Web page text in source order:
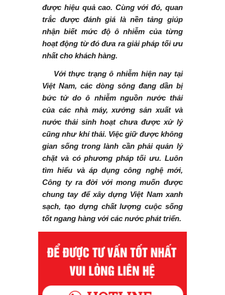
được hiệu quả cao. Cùng với đó, quan
trắc được đánh giá là nền tảng giúp
nhận biết mức độ ô nhiễm của từng
hoạt động từ đó đưa ra giải pháp tối ưu
nhất cho khách hàng.
Với thực trạng ô nhiễm hiện nay tại
Việt Nam, các dòng sông đang dần bị
bức tử do ô nhiễm nguồn nước thải
của các nhà máy, xưởng sản xuất và
nước thải sinh hoạt chưa được xử lý
cũng như khí thải. Việc giữ được không
gian sống trong lành cần phải quản lý
chặt và có phương pháp tối ưu. Luôn
tìm hiểu và áp dụng công nghệ mới,
Công ty ra đời với mong muốn được
chung tay để xây dựng Việt Nam xanh
sạch, tạo dựng chất lượng cuộc sống
tốt ngang hàng với các nước phát triển.